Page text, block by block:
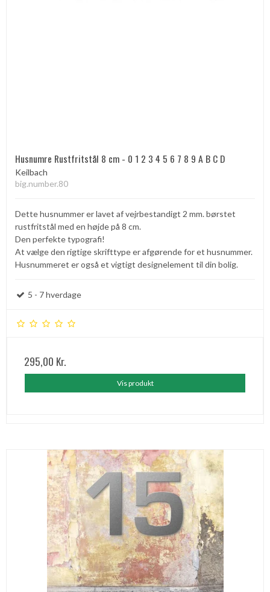
Husnumre Rustfritstål 8 cm - 0 1 2 3 4 5 6 7 8 9 A B C D
Keilbach
big.number.80
Dette husnummer er lavet af vejrbestandigt 2 mm. børstet
rustfritstål med en højde på 8 cm.
Den perfekte typografi!
At vælge den rigtige skrifttype er afgørende for et husnummer.
Husnummeret er også et vigtigt designelement til din bolig.
5 - 7 hverdage
295,00 Kr.
Vis produkt